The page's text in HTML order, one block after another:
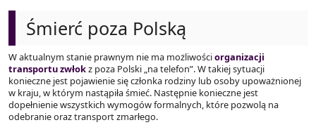
Śmierć poza Polską
W aktualnym stanie prawnym nie ma możliwościorganizacji
transportu zwłokz poza Polski „na telefon”. W takiej sytuacji
konieczne jest pojawienie się członka rodziny lub osoby upoważnionej
w kraju, w którym nastąpiła śmieć. Następnie konieczne jest
dopełnienie wszystkich wymogów formalnych, które pozwolą na
odebranie oraz transport zmarłego.